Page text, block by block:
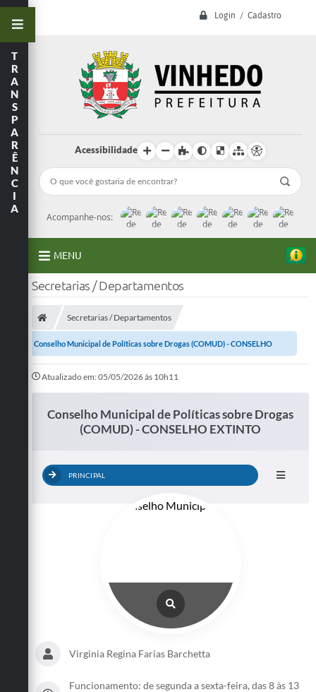
Login / Cadastro
Acessibilidade
Acompanhe-nos:
MENU
A Prefeitura
Secretarias
Telefones
Licitações
Concursos e Processos Seletivos
Inclusão e Acessibilidade
Normas e Legislação
Defesa Civil
Convênios Terceiro Setor
T
R
A
N
S
P
A
R
Ê
N
C
I
A
Secretarias / Departamentos
Secretarias / Departamentos
Conselho Municipal de Políticas sobre Drogas (COMUD) - CONSELHO
Atualizado em: 05/05/2026 às 10h11
Conselho Municipal de Políticas sobre Drogas
(COMUD) - CONSELHO EXTINTO
PRINCIPAL
Virginia Regina Farias Barchetta
Funcionamento: de segunda a sexta-feira, das 8 às 13